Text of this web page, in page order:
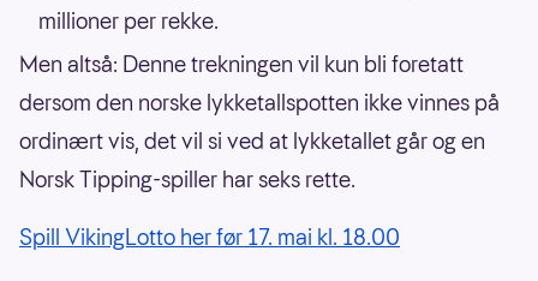
millioner per rekke.
Men altså: Denne trekningen vil kun bli foretatt
dersom den norske lykketallspotten ikke vinnes på
ordinært vis, det vil si ved at lykketallet går og en
Norsk Tipping-spiller har seks rette.
Spill VikingLotto her før 17. mai kl. 18.00